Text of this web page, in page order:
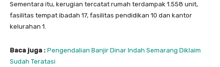
Sementara itu, kerugian tercatat rumah terdampak 1.558 unit,
fasilitas tempat ibadah 17, fasilitas pendidikan 10 dan kantor
kelurahan 1.
Baca juga : Pengendalian Banjir Dinar Indah Semarang Diklaim
Sudah Teratasi